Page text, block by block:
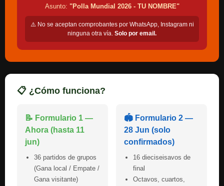
Asunto: "Polla Mundial 2026 - TU NOMBRE"
⚠️ No se aceptan comprobantes por WhatsApp, Instagram ni
ninguna otra vía. Solo por email.
📋 ¿Cómo funciona?
📝 Formulario 1 —
Ahora (hasta 11
jun)
36 partidos de grupos
(Gana local / Empate /
Gana visitante)
🏟️ Formulario 2 —
28 Jun (solo
confirmados)
16 dieciseisavos de
final
Octavos, cuartos,